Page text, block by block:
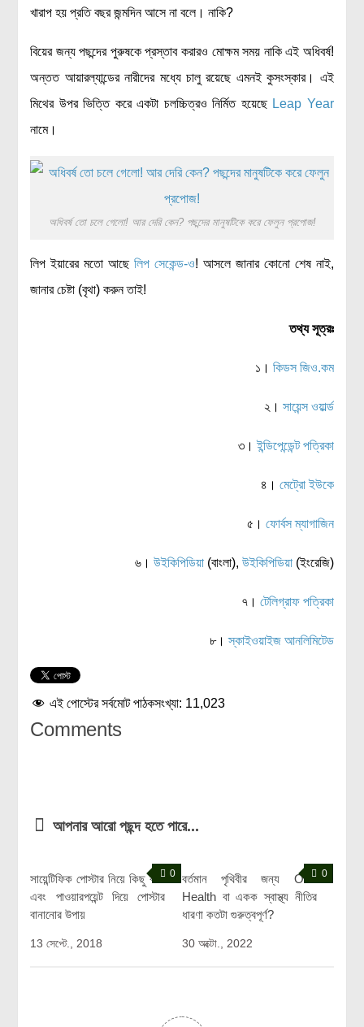
খারাপ হয় প্রতি বছর জন্মদিন আসে না বলে। নাকি?
বিয়ের জন্য পছন্দের পুরুষকে প্রস্তাব করারও মোক্ষম সময় নাকি এই অধিবর্ষ!
অন্তত আয়ারল্যান্ডের নারীদের মধ্যে চালু রয়েছে এমনই কুসংস্কার। এই
মিথের উপর ভিত্তি করে একটা চলচ্চিত্রও নির্মিত হয়েছে Leap Year
নামে।
অধিবর্ষ তো চলে গেলো! আর দেরি কেন? পছন্দের মানুষটিকে করে ফেলুন প্রপোজ!
লিপ ইয়ারের মতো আছেলিপ সেকেন্ড-ও! আসলে জানার কোনো শেষ নাই,
জানার চেষ্টা (বৃথা) করুন তাই!
তথ্য সূত্রঃ
১। কিডস জিও.কম
২। সায়েন্স ওয়ার্ল্ড
৩।ইন্ডিপেন্ডেন্ট পত্রিকা
৪। মেট্রো ইউকে
৫। ফোর্বস ম্যাগাজিন
৬। উইকিপিডিয়া(বাংলা), উইকিপিডিয়া(ইংরেজি)
৭। টেলিগ্রাফ পত্রিকা
৮।স্কাইওয়াইজ আনলিমিটেড
এই পোস্টের সর্বমোট পাঠকসংখ্যা: 11,023
Comments
আপনার আরো পছন্দ হতে পারে...
0
সায়েন্টিফিক পোস্টার নিয়ে কিছু কথা
এবং পাওয়ারপয়েন্ট দিয়ে পোস্টার
বানানোর উপায়
13 সেপ্টে., 2018
0
বর্তমান পৃথিবীর জন্য One
Health বা একক স্বাস্থ্য নীতির
ধারণা কতটা গুরুত্বপূর্ণ?
30 অক্টো., 2022